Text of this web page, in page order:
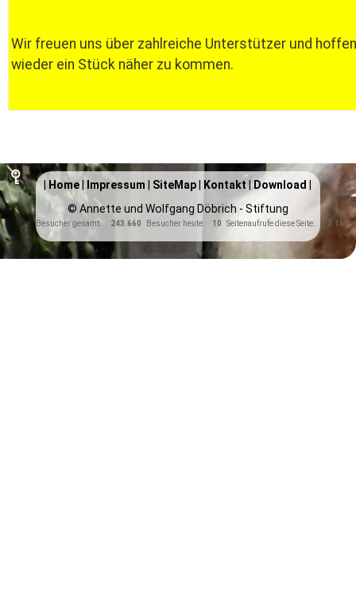
Wir freuen uns über zahlreiche Unterstützer und
wieder ein Stück näher zu kommen.
Home Impressum SiteMap Kontakt| Download
© Annette und Wolfgang Döbrich - Stiftung
Besucher gesamt: 243.660 Besucher heute: 10 Seitenaufrufe diese Seite: 3.161